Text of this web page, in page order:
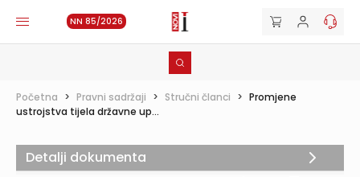
NN 85/2026
Početna > Pravni sadržaji > Stručni članci > Promjene
ustrojstva tijela državne up...
Detalji dokumenta